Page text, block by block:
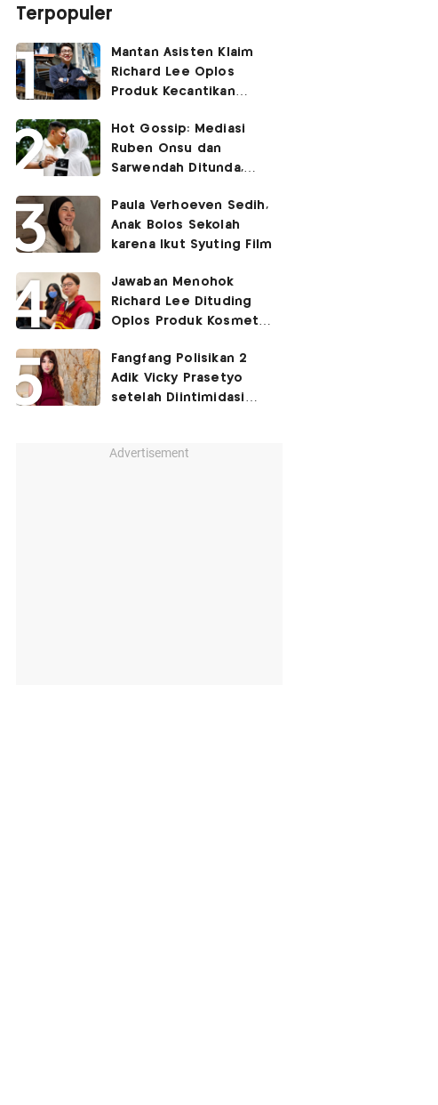
Terpopuler
Mantan Asisten Klaim
Richard Lee Oplos
Produk Kecantikan
ke Ani-Ani
Hot Gossip: Mediasi
Ruben Onsu dan
Sarwendah Ditunda,
Ketiga
Paula Verhoeven Sedih,
Anak Bolos Sekolah
karena Ikut Syuting Film
Jawaban Menohok
Richard Lee Dituding
Oplos Produk Kosmetik
Fangfang Polisikan 2
Adik Vicky Prasetyo
setelah Diintimidasi
Advertisement